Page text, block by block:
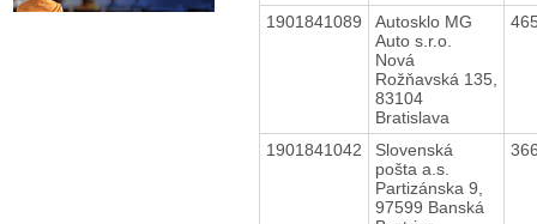
1901841089
Autosklo MG
Auto s.r.o.
Nová
Rožňavská 135,
83104
Bratislava
1901841042
Slovenská
pošta a.s.
Partizánska 9,
97599 Banská